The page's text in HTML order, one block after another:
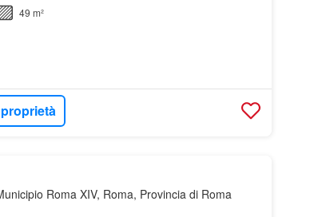
49 m²
Roma XIV, Roma, Provincia di Roma